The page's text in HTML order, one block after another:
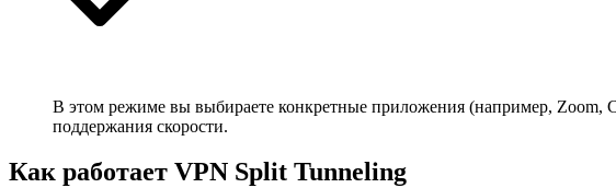
В этом режиме вы выбираете конкретные приложения (например, Zoom,
поддержания скорости.
Как работает VPN Split Tunneling